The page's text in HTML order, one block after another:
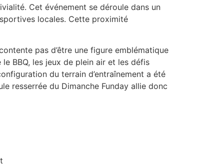
Cet événement se déroule dans un
locales. Cette proximité
pas d’être une figure emblématique
BBQ, les jeux de plein air et les défis
du terrain d’entraînement a été
resserrée du Dimanche Funday allie donc